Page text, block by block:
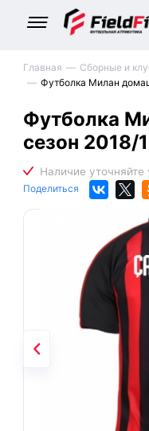
Главная Сборные и
Футболка Милан
Футболка
сезон 2018/
Поделиться